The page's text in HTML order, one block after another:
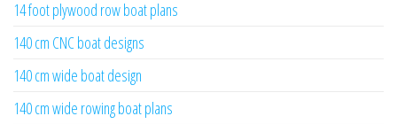
14 foot plywood row boat plans
140 cm CNC boat designs
140 cm wide boat design
140 cm wide rowing boat plans